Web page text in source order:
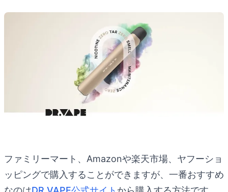
ファミリーマート、Amazonや楽天市場、ヤフーショ
ッピングで購入することができますが、一番おすすめ